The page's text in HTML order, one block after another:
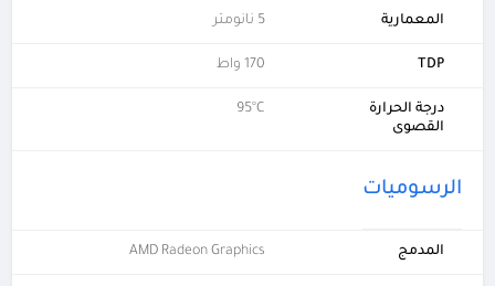
المعمارية 5 نانومتر
TDP 170 واط
درجة الحرارة
القصوى
95°C
الرسوميات
المدمج AMD Radeon Graphics